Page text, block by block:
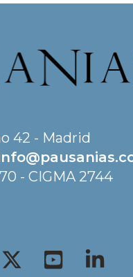
42 - Madrid
- CIGMA 2744